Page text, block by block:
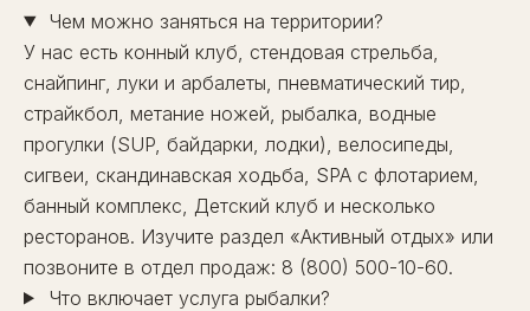
Чем можно заняться на территории?
У нас есть конный клуб, стендовая стрельба,
снайпинг, луки и арбалеты, пневматический тир,
страйкбол, метание ножей, рыбалка, водные
прогулки (SUP, байдарки, лодки), велосипеды,
сигвеи, скандинавская ходьба, SPA с флотарием,
банный комплекс
Детский клуб и несколько
ресторанов. Изучите раздел «Активный отдых» или
позвоните в отдел продаж: 8 (800) 500-10-60.
Что включает услуга рыбалки?